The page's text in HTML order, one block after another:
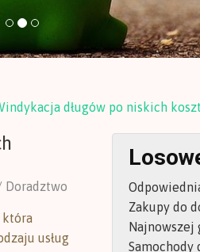
długów po niskich
Doradztwo
która
usług
Zakupy do
Samochody